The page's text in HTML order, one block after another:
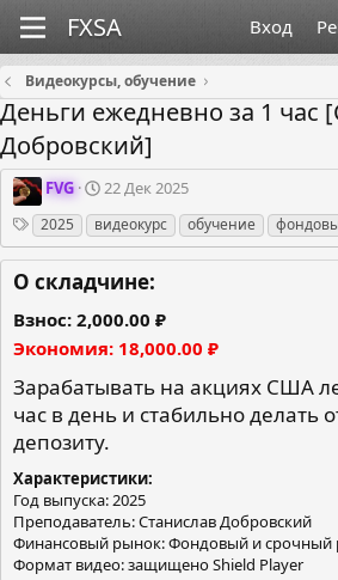
Вход
Видеокурсы, обучение
Деньги ежедневно за 1 час
Добровский]
О
г
а
н
и
з
т
о
FVG
Д
т
а
с
о
з
а
н
я
22 Дек 2025
Теги
2025 видеокурс обучение
О складчине:
Взнос 2,000.00 ₽
Экономия 18,000.00 ₽
Зарабатывать на акциях США
час в день и стабильно делать
депозиту.
Характеристики
Год выпуска: 2025
Преподаватель: Станислав Добровский
Финансовый рынок: Фондовый и срочный
Формат видео: защищено Shield Player